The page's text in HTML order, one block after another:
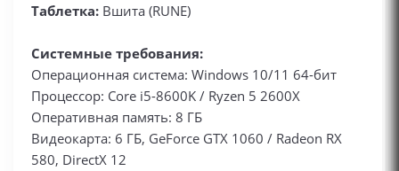
Таблетка: Вшита (RUNE)
Системные требования:
Операционная система: Windows 10/11 64-бит
Процессор: Core i5-8600K / Ryzen 5 2600X
Оперативная память: 8 ГБ
Видеокарта: 6 ГБ, GeForce GTX 1060 / Radeon RX
580, DirectX 12